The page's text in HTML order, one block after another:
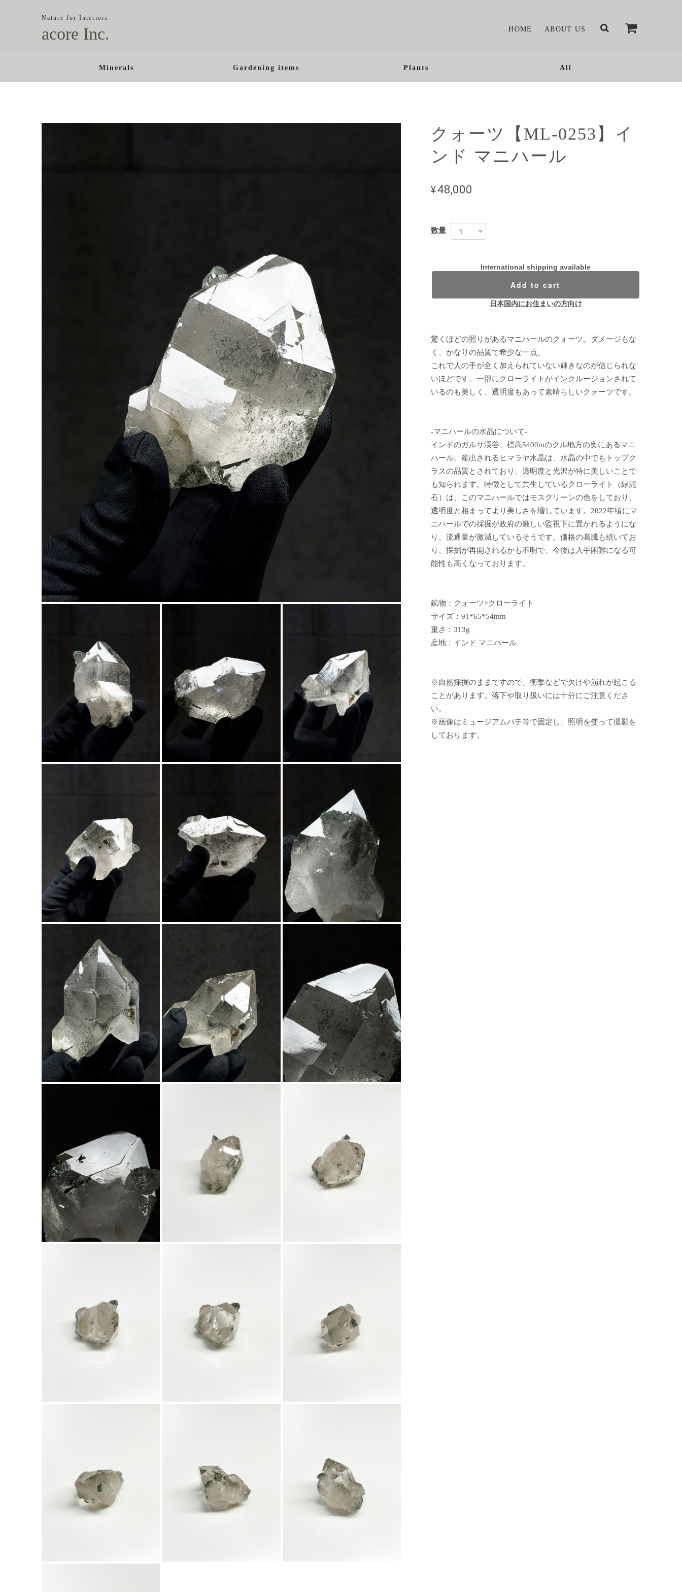
Nature for Interiors
acore Inc. HOME ABOUT US
Minerals Gardening items Plants All
クォーツ【ML-0253】イ
ンド マニハール
¥48,000
数量
International shipping available
Add to cart
日本国内にお住まいの方向け
驚くほどの照りがあるマニハールのクォーツ。ダメージもな
く、かなりの品質で希少な一点。
これで人の手が全く加えられていない輝きなのが信じられな
いほどです。一部にクローライトがインクルージョンされて
いるのも美しく、透明度もあって素晴らしいクォーツです。
-マニハールの水晶について-
インドのガルサ渓谷、標高5400mのクル地方の奥にあるマニ
ハール。産出されるヒマラヤ水晶は、水晶の中でもトップク
ラスの品質とされており、透明度と光沢が特に美しいことで
も知られます。特徴として共生しているクローライト（緑泥
石）は、このマニハールではモスグリーンの色をしており、
透明度と相まってより美しさを増しています。2022年頃にマ
ニハールでの採掘が政府の厳しい監視下に置かれるようにな
り、流通量が激減しているそうです。価格の高騰も続いてお
り、採掘が再開されるかも不明で、今後は入手困難になる可
能性も高くなっております。
鉱物：クォーツ×クローライト
サイズ：91*65*54mm
重さ：313g
産地：インド マニハール
※自然採掘のままですので、衝撃などで欠けや崩れが起こる
ことがあります。落下や取り扱いには十分にご注意くださ
い。
※画像はミュージアムパテ等で固定し、照明を使って撮影を
しております。